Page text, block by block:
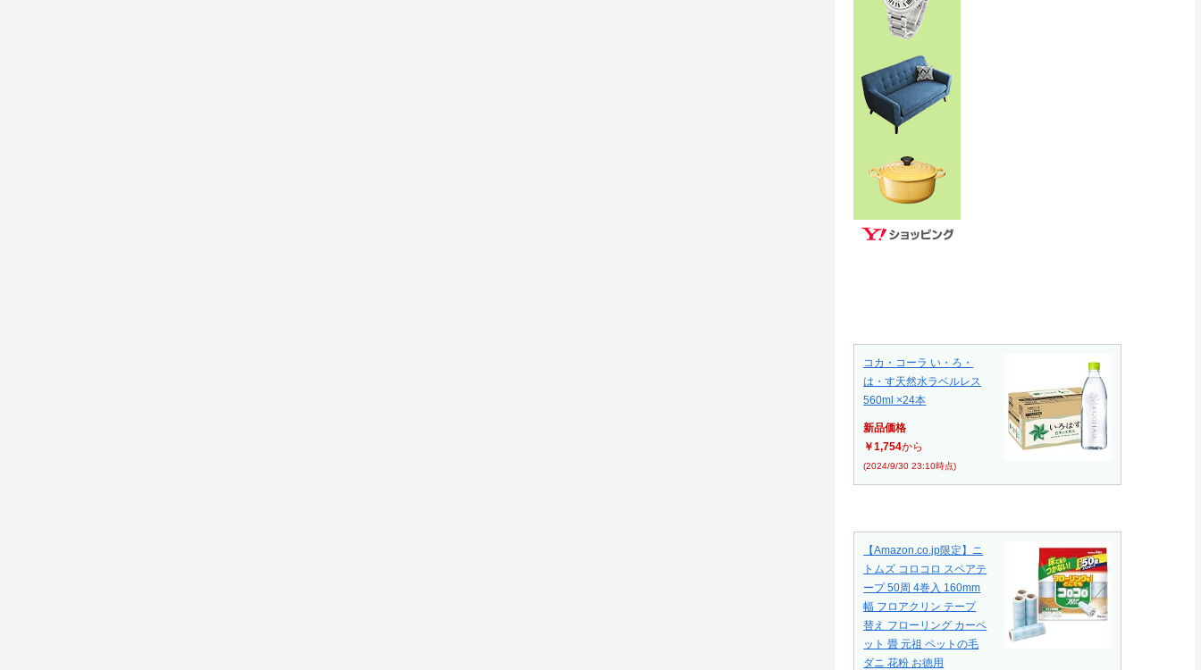
コカ・コーラ い・ろ・
は・す天然水ラベルレス
560ml ×24本
新品価格
￥1,754から
(2024/9/30 23:10時点)
【Amazon.co.jp限定】ニ
トムズ コロコロ スペアテ
ープ 50周 4巻入 160mm
幅 フロアクリン テープ
替え フローリング カーペ
ット 畳 元祖 ペットの毛
ダニ 花粉 お徳用